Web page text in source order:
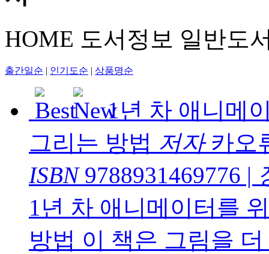
HOME 도서정보 일반도
출간일순 | 인기도순 | 상품명순
1년 차 애니메
그리는 방법 저자카오
ISBN9788931469776 |
1년 차 애니메이터를
방법 이 책은 그림을